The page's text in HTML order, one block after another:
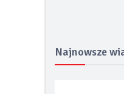
Najnowsze